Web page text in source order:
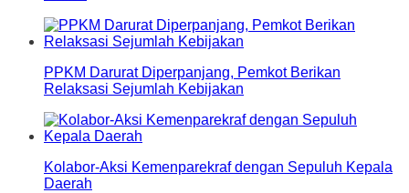
PPKM Darurat Diperpanjang, Pemkot Berikan
Relaksasi Sejumlah Kebijakan
Kolabor-Aksi Kemenparekraf dengan Sepuluh Kepala
Daerah